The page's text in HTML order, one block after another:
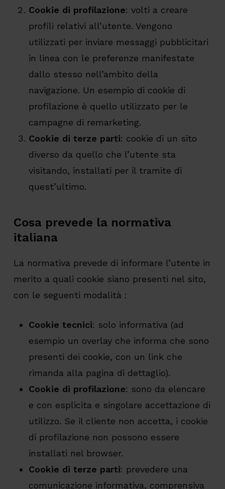
Cookie di profilazione: volti a creare
profili relativi all’utente. Vengono
utilizzati per inviare messaggi pubblicitari
in linea con le preferenze manifestate
dallo stesso nell’ambito della
navigazione. Un esempio di cookie di
profilazione è quello utilizzato per le
campagne di remarketing.
Cookie di terze parti: cookie di un sito
diverso da quello che l’utente sta
visitando, installati per il tramite di
quest’ultimo.
Cosa prevede la normativa
italiana
La normativa prevede di informare l’utente in
merito a quali cookie siano presenti nel sito,
con le seguenti modalità :
Cookie tecnici: solo informativa (ad
esempio un overlay che informa che sono
presenti dei cookie, con un link che
rimanda alla pagina di dettaglio).
Cookie di profilazione: sono da elencare
e con esplicita e singolare accettazione di
utilizzo. Se il cliente non accetta, i cookie
di profilazione non possono essere
installati nel browser.
Cookie di terze parti: prevedere una
comunicazione informativa, comprensiva